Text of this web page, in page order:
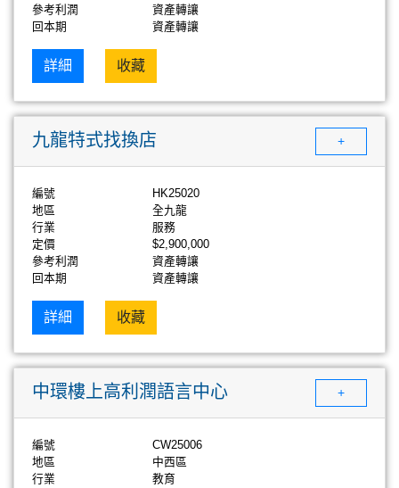
參考利潤
資產轉讓
回本期
資產轉讓
詳細 收藏
九龍特式找換店 +
編號
HK25020
地區
全九龍
行業
服務
定價
$2,900,000
參考利潤
資產轉讓
回本期
資產轉讓
詳細 收藏
中環樓上高利潤語言中心 +
編號
CW25006
地區
中西區
行業
教育